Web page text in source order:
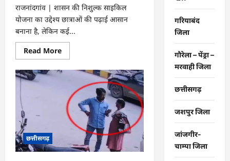
राजनांदगांव | शासन की निशुल्क साइकिल
योजना का उद्देश्य छात्राओं की पढ़ाई आसान
बनाना है, लेकिन कई...
Read MoreRead
more
राजनांदगांव
छात्राओं
मिली
साइकिल
की
करानी
मरम्मत…
छत्तीसगढ़
गरियाबंद
जिला
गौरेला – पेंड्रा –
मरवाही जिला
छत्तीसगढ़
जशपुर जिला
जांजगीर-
चाम्पा जिला